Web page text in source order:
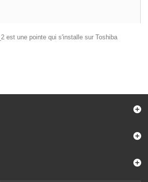
est une pointe qui s'installe sur Toshiba